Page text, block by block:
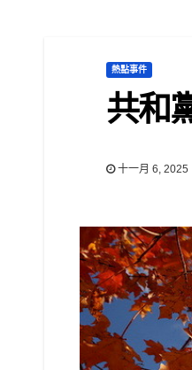
熱點事件
共和
十一月 6, 2025